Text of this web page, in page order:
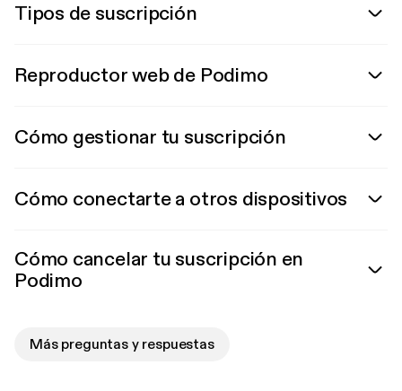
Tipos de suscripción
Reproductor web de Podimo
Cómo gestionar tu suscripción
Cómo conectarte a otros dispositivos
Cómo cancelar tu suscripción en
Podimo
Más preguntas y respuestas